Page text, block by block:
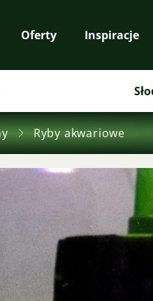
Oferty Inspiracje
Ryby akwariowe